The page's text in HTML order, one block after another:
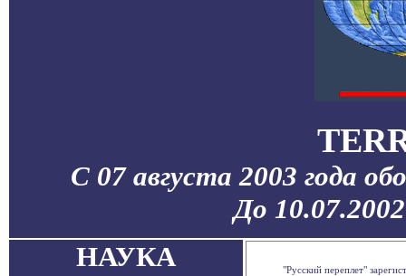
С 07 августа 2003 года
До
НАУКА
"Русский переплет"